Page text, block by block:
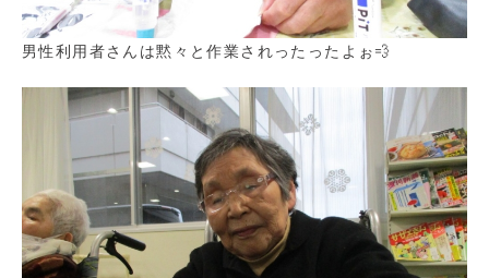
男性利用者さんは黙々と作業されったったよぉ💨